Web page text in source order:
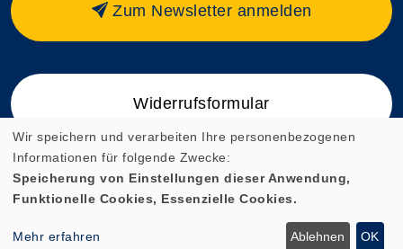
Zum Newsletter anmelden
Widerrufsformular
Cookie Einstellungen
Wir speichern und verarbeiten Ihre personenbezogenen
Informationen für folgende Zwecke:
Speicherung von Einstellungen dieser Anwendung,
Funktionelle Cookies, Essenzielle Cookies.
Mehr erfahren Ablehnen OK